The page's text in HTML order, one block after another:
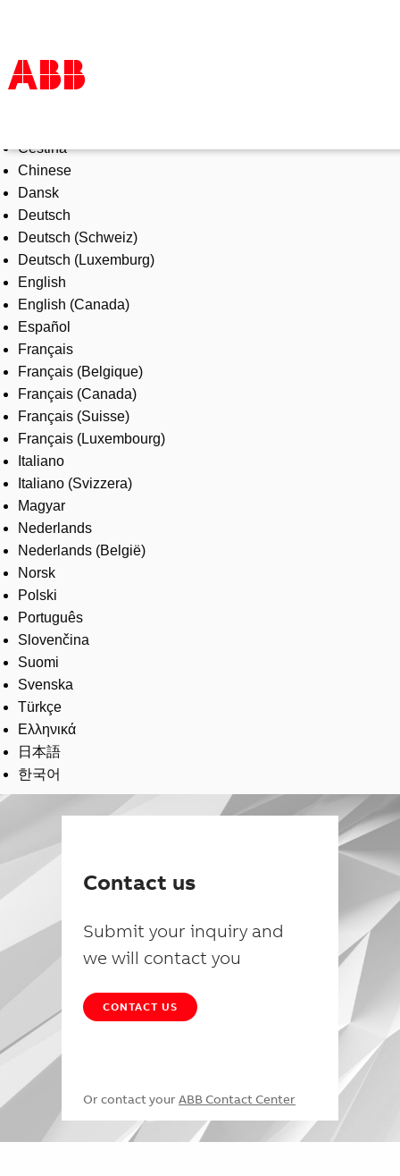
Products & Solutions
Industries
Services
About us
Where to buy
Contact us
Careers
Čeština
Chinese
Dansk
Deutsch
Deutsch (Schweiz)
Deutsch (Luxemburg)
English
English (Canada)
Español
Français
Français (Belgique)
Français (Canada)
Français (Suisse)
Français (Luxembourg)
Italiano
Italiano (Svizzera)
Magyar
Nederlands
Nederlands (België)
Norsk
Polski
Português
Slovenčina
Suomi
Svenska
Türkçe
Ελληνικά
日本語
한국어
Contact us
Submit your inquiry and
we will contact you
CONTACT US
Or contact your ABB Contact Center